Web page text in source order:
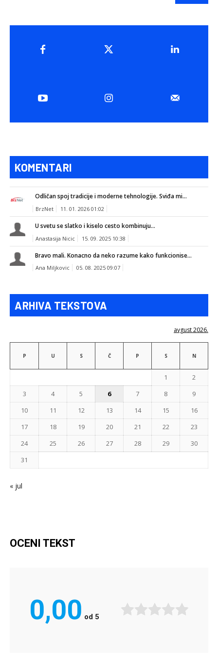
KOMENTARI
Odličan spoj tradicije i moderne tehnologije. Sviđa mi...
BrzNet 11. 01. 2026 01:02
U svetu se slatko i kiselo cesto kombinuju...
Anastasija Nicic 15. 09. 2025 10:38
Bravo mali. Konacno da neko razume kako funkcionise...
Ana Miljkovic 05. 08. 2025 09:07
ARHIVA TEKSTOVA
avgust 2026.
P U S Č P S N
1
2
3
4 5 6 7 8
9
10
11 12 13 14 15
16
17
18 19 20 21 22
23
24
25 26 27 28 29
30
31
« jul
OCENI TEKST
0,00 od 5